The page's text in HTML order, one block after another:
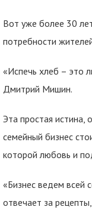
Вот уже более 30
потребности
«Испечь хлеб – это
Дмитрий Мишин.
Эта простая истина,
семейный бизнес
которой любовь и
«Бизнес ведем всей
отвечает за